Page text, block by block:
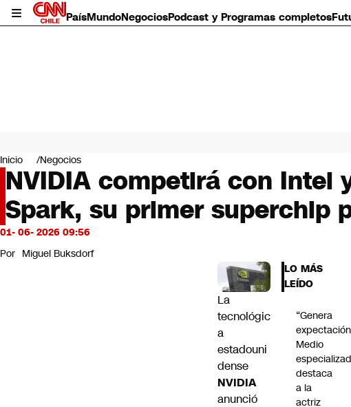
PaísMundoNegociosPodcast y Programas completos
Mundo
Negocios
Deportes
Programas completos
Cultura
Servicios
Bits
CNN Data
Inicio Negocios
NVIDIA competirá con Intel
Spark, su primer superchip
01- 06- 2026 09:56
Por Miguel Buksdorf
La
tecnológic
a
estadouni
dense
NVIDIA
anunció
LO MÁS
LEÍDO
“Genera
Medio
destaca
a la
actriz